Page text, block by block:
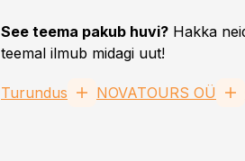
See teema pakub huvi? Hakka
teemal ilmub midagi uut!
Turundus NOVATOURS OÜ